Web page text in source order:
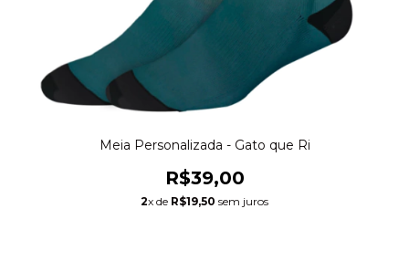
Meia Personalizada - Gato que Ri
R$39,00
2x de R$19,50 sem juros